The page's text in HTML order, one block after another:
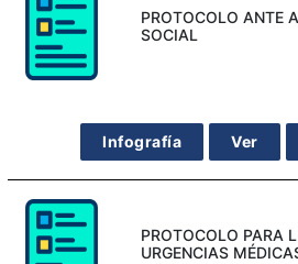
PROTOCOLO ANTE
SOCIAL
Infografía Ver
PROTOCOLO PARA
URGENCIAS